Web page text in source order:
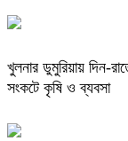
খুলনার ডুমুরিয়ায় দিন-
সংকটে কৃষি ও ব্যবসা